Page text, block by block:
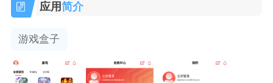
应用简介
游戏盒子